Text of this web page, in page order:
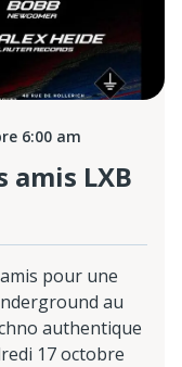
6:00 am
amis LXB
pour une
au
authentique
17 octobre